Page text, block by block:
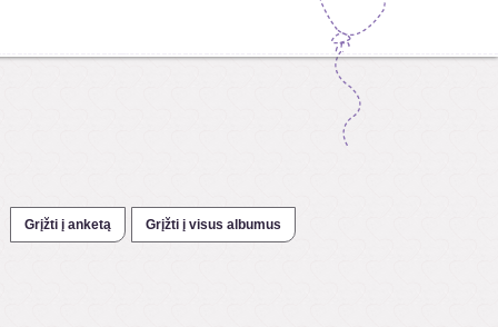
Grįžti į anketą Grįžti į visus albumus